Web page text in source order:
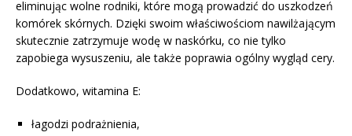
eliminując wolne rodniki, które mogą prowadzić do uszkodzeń
komórek skórnych. Dzięki swoim właściwościom nawilżającym
skutecznie zatrzymuje wodę w naskórku, co nie tylko
zapobiega wysuszeniu, ale także poprawia ogólny wygląd cery.
Dodatkowo, witamina E:
łagodzi podrażnienia,